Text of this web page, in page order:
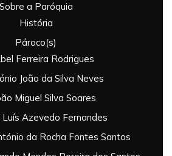
Sobre a Paróquia
História
Pároco(s)
Ferreira Rodrigues
João da Silva Neves
Miguel Silva Soares
Luís Azevedo Fernandes
da Rocha Fontes Santos